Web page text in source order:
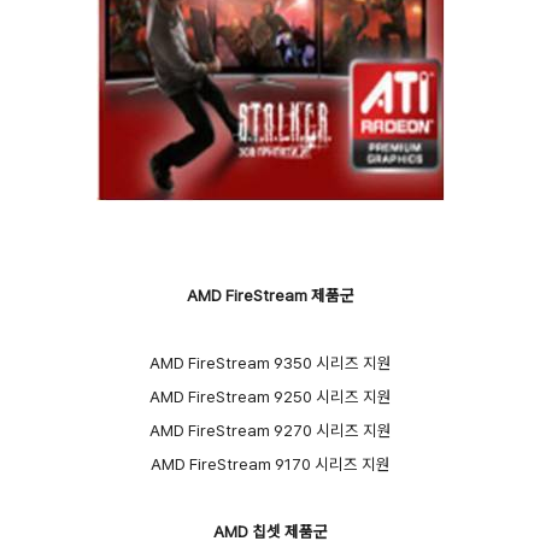
AMD FireStream 제품군
AMD FireStream 9350 시리즈 지원
AMD FireStream 9250 시리즈 지원
AMD FireStream 9270 시리즈 지원
AMD FireStream 9170 시리즈 지원
AMD 칩셋 제품군